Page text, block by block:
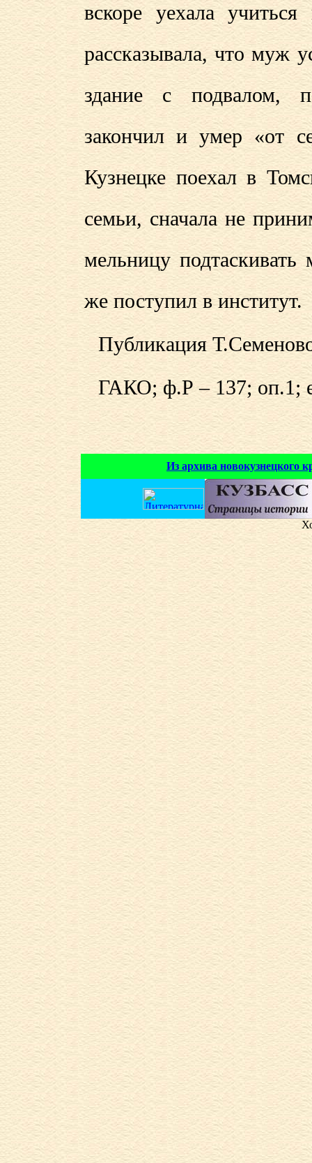
вскоре уехала
рассказывала, что муж
здание с подвалом,
закончил и умер «от
Кузнецке поехал в
семьи, сначала не
мельницу
же поступил в институт.
Публикация
ГАКО; ф.Р – 137; оп.1;
Из архива новокузнецкого